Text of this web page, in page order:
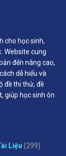
cho học sinh,
Website cung
đến nâng cao,
dễ hiểu và
đề thi thử, đề
giúp học sinh ôn
Liệu (299)